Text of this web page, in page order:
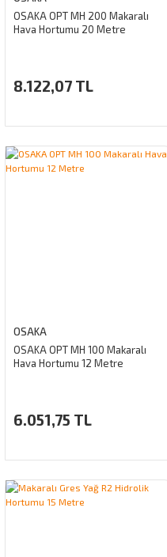
OSAKA OPT MH 200 Makaralı
Hava Hortumu 20 Metre
8.122,07 TL
OSAKA
OSAKA OPT MH 100 Makaralı
Hava Hortumu 12 Metre
6.051,75 TL